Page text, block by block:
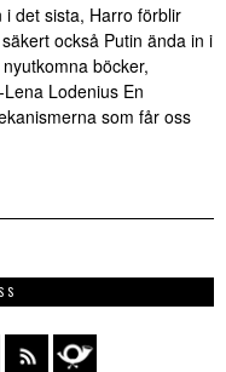
i det sista, Harro förblir
också Putin ända in i
böcker,
Lodenius En
som får oss